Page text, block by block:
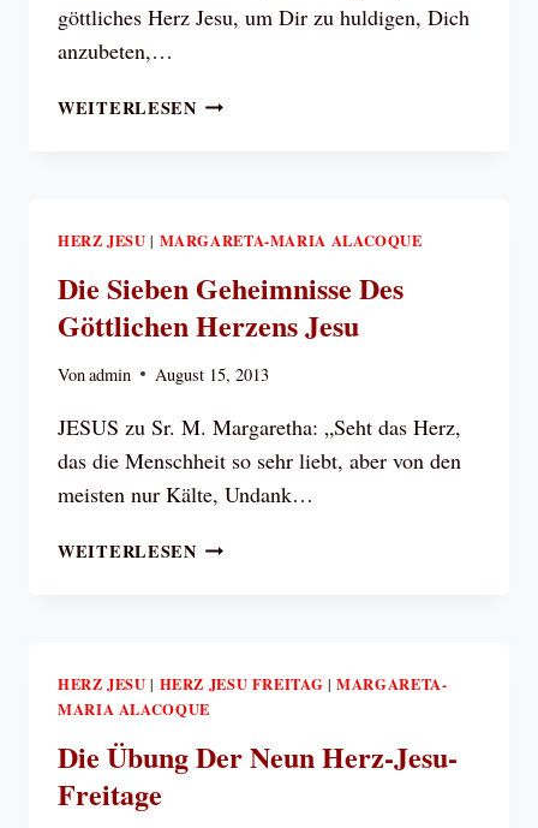
göttliches Herz Jesu, um Dir zu huldigen, Dich
anzubeten,…
WEITERLESENBITTGEBET
DER
MARGARETA
MARIA
HERZ JESU | MARGARETA-MARIA ALACOQUE
Die Sieben Geheimnisse Des
Göttlichen Herzens Jesu
Vonadmin August 15, 2013
JESUS zu Sr. M. Margaretha: „Seht das Herz,
das die Menschheit so sehr liebt, aber von den
meisten nur Kälte, Undank…
WEITERLESENDIE
HERZENS
JESU
HERZ JESU | HERZ JESU FREITAG |MARGARETA-
MARIA ALACOQUE
Die Übung Der Neun Herz-Jesu-
Freitage